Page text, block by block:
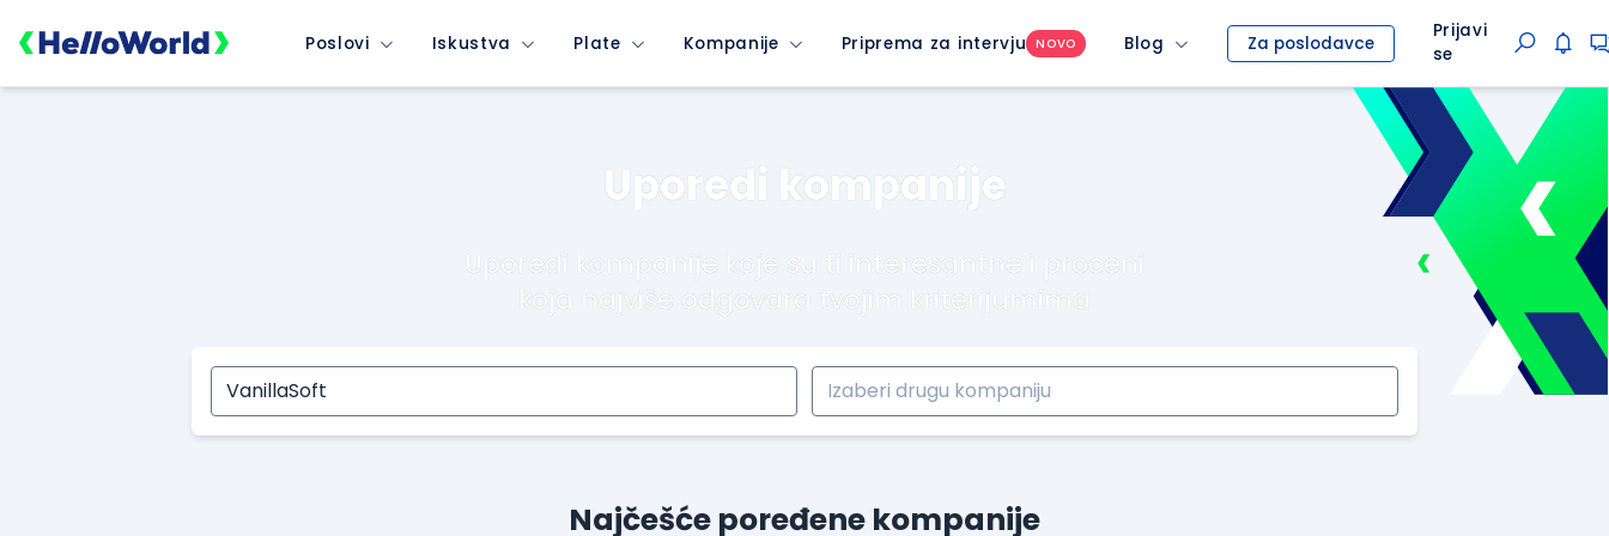
Poslovi Iskustva Plate Kompanije Priprema za intervju NOVO Blog Za poslodavce
Prijavi
se
Uporedi kompanije
Uporedi kompanije koje su ti interesantne i proceni
koja najviše odgovara tvojim kriterijumima
Najčešće poređene kompanije